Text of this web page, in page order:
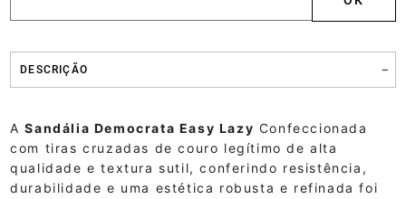
DESCRIÇÃO
ASandália Democrata Easy Lazy Confeccionada
com tiras cruzadas de couro legítimo de alta
qualidade e textura sutil, conferindo resistência,
durabilidade e uma estética robusta e refinada foi